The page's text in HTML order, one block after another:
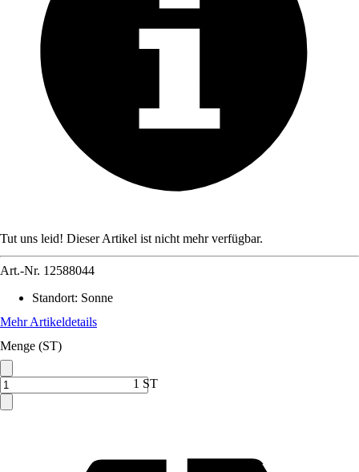
Tut uns leid! Dieser Artikel ist nicht mehr verfügbar.
Art.-Nr. 12588044
Standort: Sonne
Mehr Artikeldetails
Menge (ST)
1 ST